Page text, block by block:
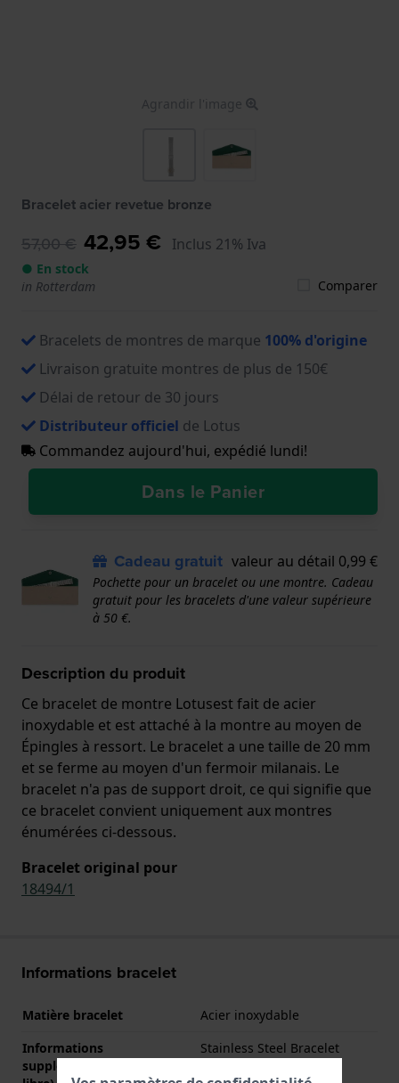
Agrandir l'image
Bracelet acier revetue bronze
57,00 € 42,95 € Inclus 21% Iva
● En stock
in Rotterdam
Comparer
Bracelets de montres de marque 100% d'origine
Livraison gratuite montres de plus de 150€
Délai de retour de 30 jours
Distributeur officiel de Lotus
Commandez aujourd'hui, expédié lundi!
Dans le Panier
Cadeau gratuit valeur au détail 0,99 €
Pochette pour un bracelet ou une montre. Cadeau
gratuit pour les bracelets d'une valeur supérieure
à 50 €.
Description du produit
Ce bracelet de montre Lotusest fait de acier
inoxydable et est attaché à la montre au moyen de
Épingles à ressort. Le bracelet a une taille de 20 mm
et se ferme au moyen d'un fermoir milanais. Le
bracelet n'a pas de support droit, ce qui signifie que
ce bracelet convient uniquement aux montres
énumérées ci-dessous.
Bracelet original pour
18494/1
Informations bracelet
Matière bracelet
Acier inoxydable
Informations
supplémentaires (texte
Stainless Steel Bracelet